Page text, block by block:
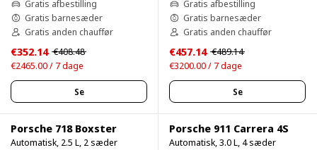
Gratis afbestilling
Gratis barnesæder
Gratis anden chauffør
€352.14 €408.48
€2465.00 / 7 dage
Se
Gratis afbestilling
Gratis barnesæder
Gratis anden chauffør
€457.14 €489.14
€3200.00 / 7 dage
Se
Porsche 718 Boxster
Automatisk, 2.5 L, 2 sæder
Porsche 911 Carrera 4S
Automatisk, 3.0 L, 4 sæder